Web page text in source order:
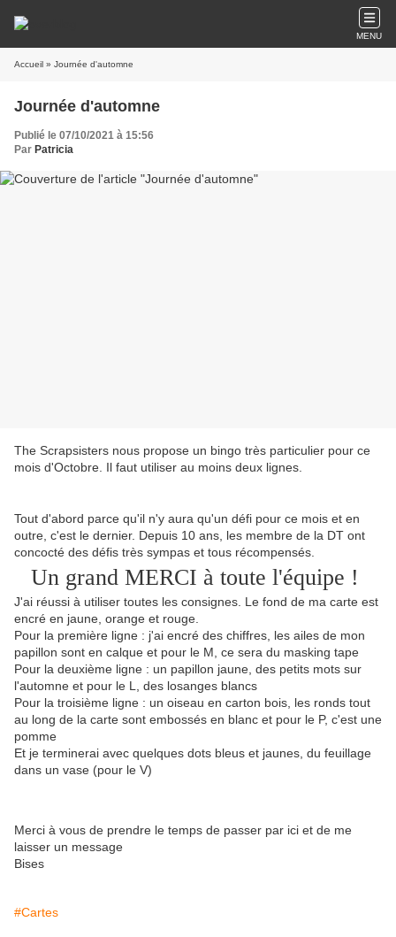
MENU
Accueil » Journée d'automne
Journée d'automne
Publié le 07/10/2021 à 15:56
Par Patricia
The Scrapsisters nous propose un bingo très particulier pour ce
mois d'Octobre. Il faut utiliser au moins deux lignes.
Tout d'abord parce qu'il n'y aura qu'un défi pour ce mois et en
outre, c'est le dernier. Depuis 10 ans, les membre de la DT ont
concocté des défis très sympas et tous récompensés.
Un grand MERCI à toute l'équipe !
J'ai réussi à utiliser toutes les consignes. Le fond de ma carte est
encré en jaune, orange et rouge.
Pour la première ligne : j'ai encré des chiffres, les ailes de mon
papillon sont en calque et pour le M, ce sera du masking tape
Pour la deuxième ligne : un papillon jaune, des petits mots sur
l'automne et pour le L, des losanges blancs
Pour la troisième ligne : un oiseau en carton bois, les ronds tout
au long de la carte sont embossés en blanc et pour le P, c'est une
pomme
Et je terminerai avec quelques dots bleus et jaunes, du feuillage
dans un vase (pour le V)
Merci à vous de prendre le temps de passer par ici et de me
laisser un message
Bises
#Cartes